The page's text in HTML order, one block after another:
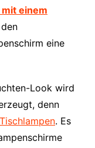
einem
eine
Look wird
denn
Tischlampen. Es